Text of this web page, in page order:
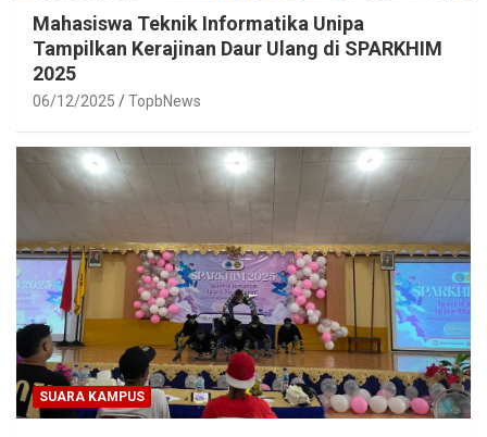
Mahasiswa Teknik Informatika Unipa
Tampilkan Kerajinan Daur Ulang di SPARKHIM
2025
06/12/2025 TopbNews
SUARA KAMPUS